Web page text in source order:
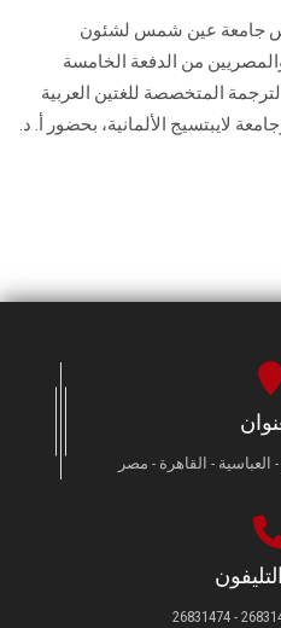
جامعة عين شمس لشئون
والمصريين من الدفعة الخامسة
المتخصصة للغتين العربية
لايبتسيج الألمانية، بحضور أ. د.
العباسية - القاهرة - مصر